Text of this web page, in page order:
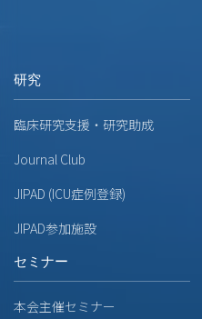
研究
臨床研究支援・研究助成
Journal Club
JIPAD (ICU症例登録)
JIPAD参加施設
セミナー
本会主催セミナー